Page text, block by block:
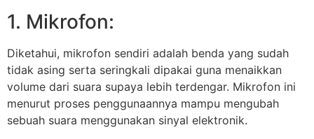
1. Mikrofon:
Diketahui, mikrofon sendiri adalah benda yang sudah
tidak asing serta seringkali dipakai guna menaikkan
volume dari suara supaya lebih terdengar. Mikrofon ini
menurut proses penggunaannya mampu mengubah
sebuah suara menggunakan sinyal elektronik.